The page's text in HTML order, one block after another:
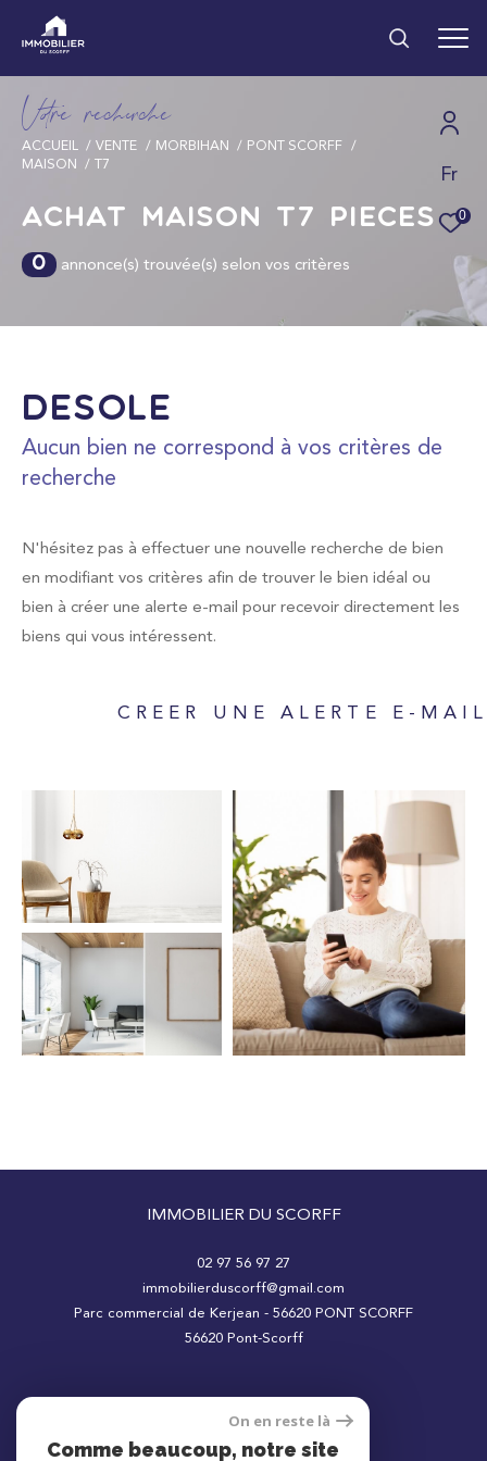
Fr
0
Vore recece
ACCUEIL VENTE MORBIHAN
PONT SCORFF
MAISON
T7
Achat Maison T7 pièces
0 annonce(s) trouvée(s) selon vos critères
Désolé
Aucun bien ne correspond à vos critères de
recherche
N'hésitez pas à effectuer une nouvelle recherche de bien
en modifiant vos critères afin de trouver le bien idéal ou
bien à créer une alerte e-mail pour recevoir directement les
biens qui vous intéressent.
CREER UNE ALERTE E-
IMMOBILIER DU SCORFF
02 97 56 97 27
immobilierduscorff@gmail.com
Parc commercial de Kerjean - 56620 PONT SCORFF
56620
Pont-Scorff
Adhérents
On en reste là
Comme beaucoup, notre site
Effectuer une
recherche
critères
Type de bien
Budget
Pièces
1 3
Localisation
AFFINER LES CRITÈRES